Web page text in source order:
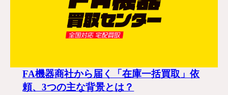
FA機器商社から届く「在庫一括買取」依
頼、3つの主な背景とは？